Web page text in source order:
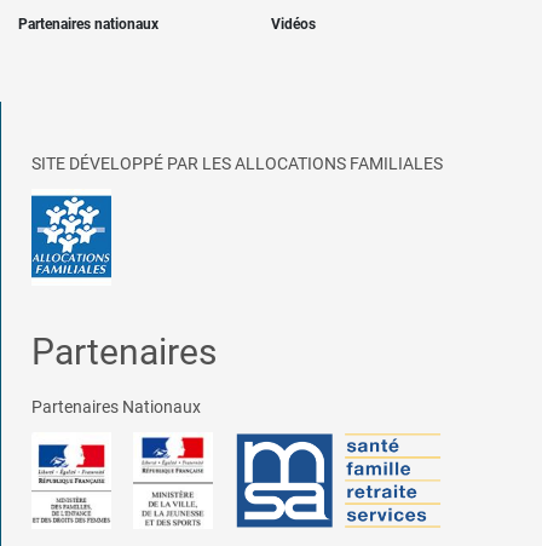
Partenaires nationaux Vidéos
SITE DÉVELOPPÉ PAR LES ALLOCATIONS FAMILIALES
Partenaires
Partenaires Nationaux